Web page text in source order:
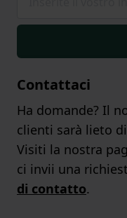
Contattaci
Ha domande? Il
clienti sarà lieto
Visiti la nostra
ci invii una
di contatto.